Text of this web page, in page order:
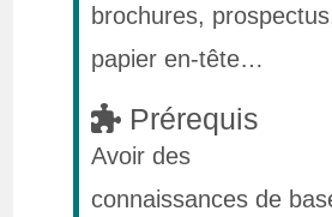
brochures,
papier en-tête…
Prérequis
Avoir des
connaissances de